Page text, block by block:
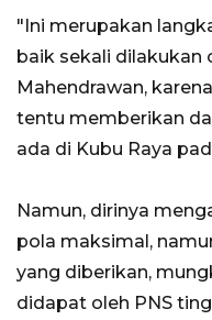
"Ini merupakan
baik sekali dilakukan
Mahendrawan,
tentu memberikan
ada di Kubu Raya
Namun, dirinya
pola maksimal,
yang diberikan,
didapat oleh PNS